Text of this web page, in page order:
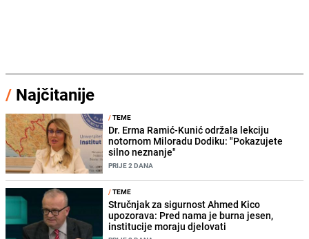
/ Najčitanije
/TEME
Dr. Erma Ramić-Kunić održala lekciju
notornom Miloradu Dodiku: "Pokazujete
silno neznanje"
PRIJE 2 DANA
/TEME
Stručnjak za sigurnost Ahmed Kico
upozorava: Pred nama je burna jesen,
institucije moraju djelovati